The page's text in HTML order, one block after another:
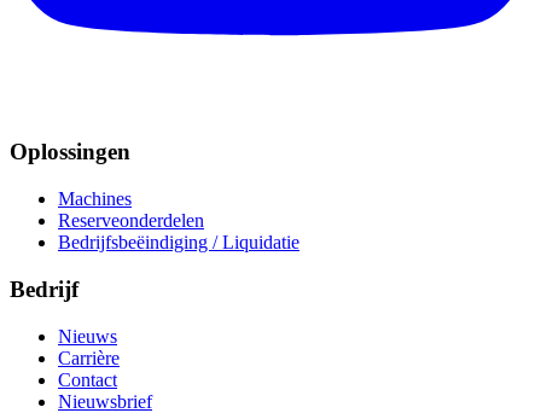
Oplossingen
Machines
Reserveonderdelen
Bedrijfsbeëindiging / Liquidatie
Bedrijf
Nieuws
Carrière
Contact
Nieuwsbrief